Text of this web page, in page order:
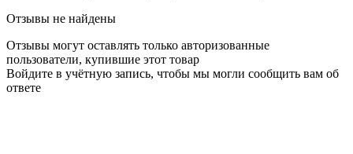
Отзывы не найдены
Отзывы могут оставлять только авторизованные
пользователи, купившие этот товар
Войдите в учётную запись, чтобы мы могли сообщить вам об
ответе